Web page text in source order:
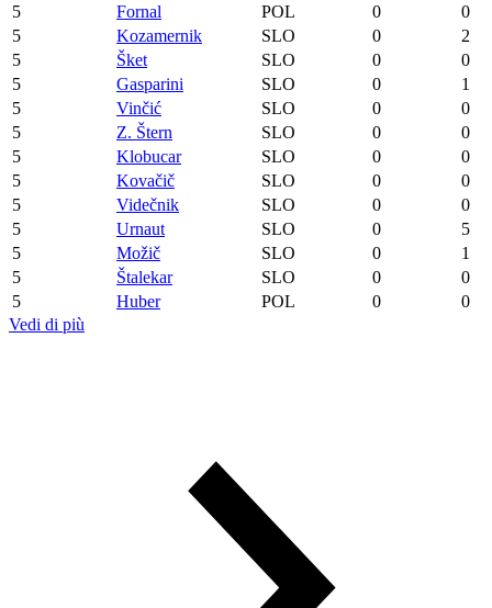
5 Fornal POL 0
0
5
Kozamernik SLO 0
2
5
Šket SLO 0
0
5
Gasparini SLO 0
1
5
Vinčić SLO 0
0
5
Z. Štern SLO 0
0
5
Klobucar SLO 0
0
5
Kovačič SLO 0
0
5
Videčnik SLO 0
0
5
Urnaut SLO 0
5
5
Možič SLO 0
1
5
Štalekar SLO 0
0
5
Huber POL 0
0
Vedi di più